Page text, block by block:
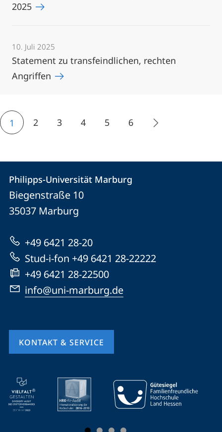
2025
10. Juli 2025
Statement zu transfeindlichen, rechten
Angriffen
1 2 3 4 5 6
Kontakt
und
Informationen
zur
Website
Kontaktinformationen
Philipps-
Universität
Marburg
Philipps-Universität Marburg
Biegenstraße 10
35037 Marburg
+49 6421 28-20
Stud-i-fon +49 6421 28-22222
+49 6421 28-22500
info@uni-marburg.de
KONTAKT & SERVICE
Mobile-
Service-
Navigation